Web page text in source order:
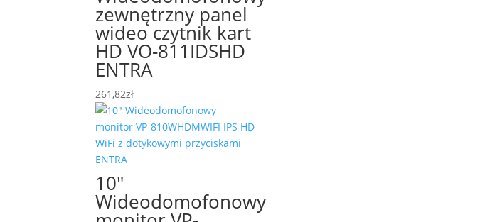
zewnętrzny panel
wideo czytnik kart
HD VO-811IDSHD
ENTRA
261,82zł
10″
Wideodomofonowy